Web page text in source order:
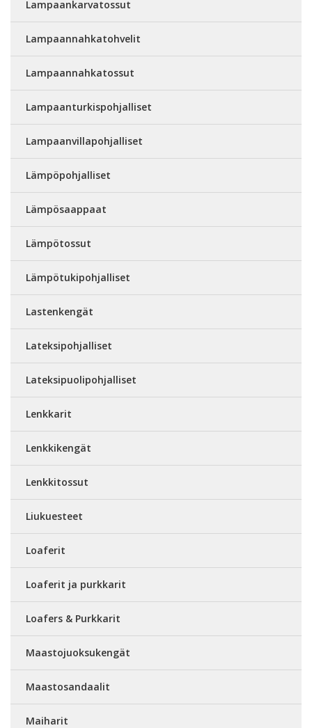
Lampaankarvatossut
Lampaannahkatohvelit
Lampaannahkatossut
Lampaanturkispohjalliset
Lampaanvillapohjalliset
Lämpöpohjalliset
Lämpösaappaat
Lämpötossut
Lämpötukipohjalliset
Lastenkengät
Lateksipohjalliset
Lateksipuolipohjalliset
Lenkkarit
Lenkkikengät
Lenkkitossut
Liukuesteet
Loaferit
Loaferit ja purkkarit
Loafers & Purkkarit
Maastojuoksukengät
Maastosandaalit
Maiharit